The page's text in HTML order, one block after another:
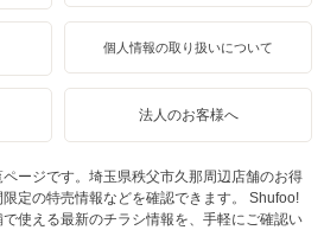
個人情報の取り扱いについて
法人のお客様へ
ージです。埼玉県秩父市久那周辺店舗のお得
定の特売情報などを確認できます。 Shufoo!
で使える最新のチラシ情報を、手軽にご確認い